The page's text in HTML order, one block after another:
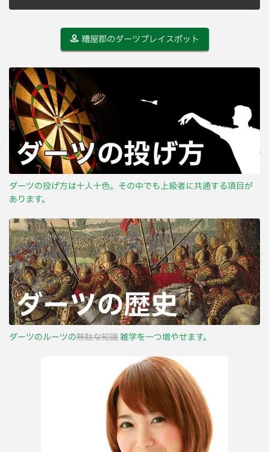
糟屋郡のダーツプレイスポット
ダーツの投げ方は十人十色。その中でも上級者に共通する項目が
あります。
ダーツのルーツの無駄な知識雑学を一つ増やせます。